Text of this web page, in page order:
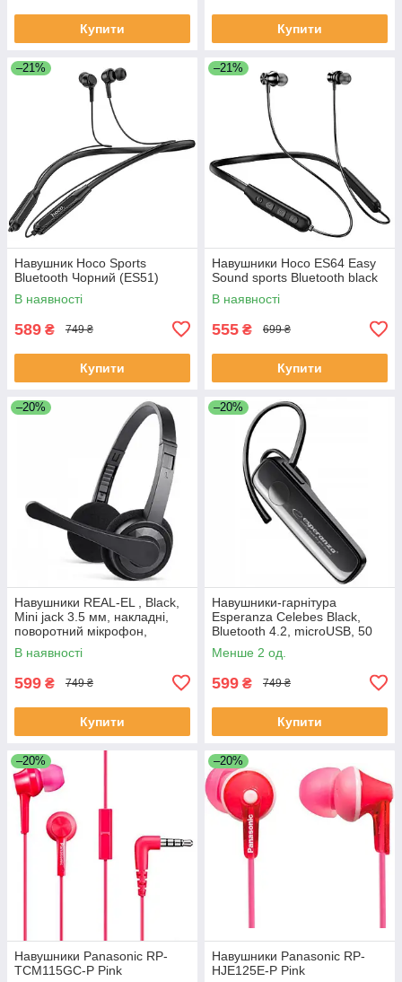
Купити Купити
–21%
Навушник Hoco Sports
Bluetooth Чорний (ES51)
В наявності
589 ₴ 749 ₴
Купити
–21%
Навушники Hoco ES64 Easy
Sound sports Bluetooth black
В наявності
555 ₴ 699 ₴
Купити
–20%
Навушники REAL-EL , Black,
Mini jack 3.5 мм, накладні,
поворотний мікрофон,
кабель 1.5 м
В наявності
599 ₴ 749 ₴
Купити
–20%
Навушники-гарнітура
Esperanza Celebes Black,
Bluetooth 4.2, microUSB, 50
мАч, 3.5 год
Менше 2 од.
599 ₴ 749 ₴
Купити
–20%
Навушники Panasonic RP-
TCM115GC-P Pink
–20%
Навушники Panasonic RP-
HJE125E-P Pink